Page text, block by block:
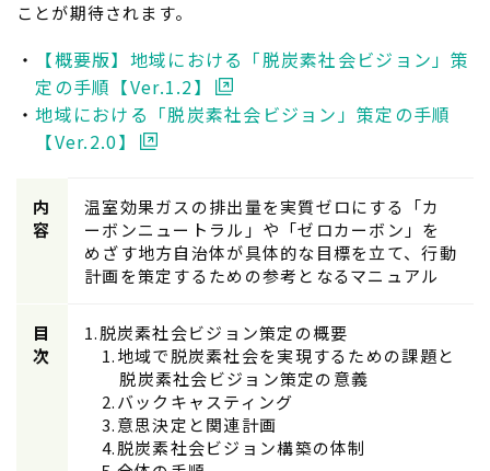
プライバシーポリシー
お問い合わせはこちら
ことが期待されます。
【概要版】地域における「脱炭素社会ビジョン」策
定の手順【Ver.1.2】
地域における「脱炭素社会ビジョン」策定の手順
【Ver.2.0】
内
容
温室効果ガスの排出量を実質ゼロにする「カ
ーボンニュートラル」や「ゼロカーボン」を
めざす地⽅⾃治体が具体的な⽬標を⽴て、⾏動
計画を策定するための参考となるマニュアル
目
次
脱炭素社会ビジョン策定の概要
地域で脱炭素社会を実現するための課題と
脱炭素社会ビジョン策定の意義
バックキャスティング
意思決定と関連計画
脱炭素社会ビジョン構築の体制